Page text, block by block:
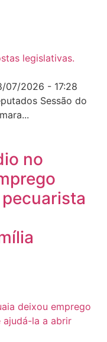
07/2026 - 17:28
Sessão do
no